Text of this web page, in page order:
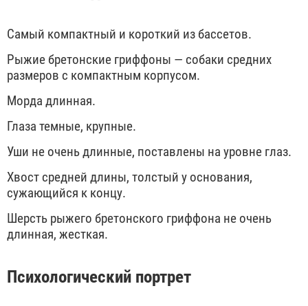
Самый компактный и короткий из бассетов.
Рыжие бретонские гриффоны — собаки средних
размеров с компактным корпусом.
Морда длинная.
Глаза темные, крупные.
Уши не очень длинные, поставлены на уровне глаз.
Хвост средней длины, толстый у основания,
сужающийся к концу.
Шерсть рыжего бретонского гриффона не очень
длинная, жесткая.
Психологический портрет